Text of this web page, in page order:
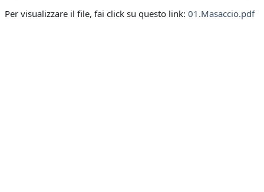
Per visualizzare il file, fai click su questo link: 01.Masaccio.pdf